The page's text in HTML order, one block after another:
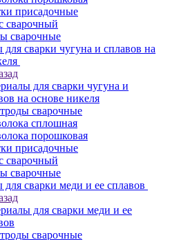
присадочные
сварочный
сварочные
сварки чугуна и сплавов на
для сварки чугуна и
на основе никеля
сварочные
сплошная
порошковая
присадочные
сварочный
сварочные
сварки меди и ее сплавов
для сварки меди и ее
сварочные